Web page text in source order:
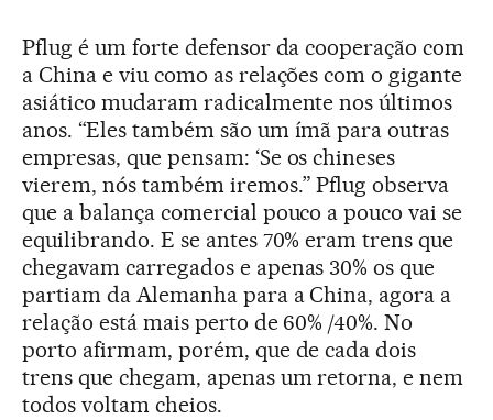
Pflug é um forte defensor da cooperação com
a China e viu como as relações com o gigante
asiático mudaram radicalmente nos últimos
anos. “Eles também são um ímã para outras
empresas, que pensam: ‘Se os chineses
vierem, nós também iremos.” Pflug observa
que a balança comercial pouco a pouco vai se
equilibrando. E se antes 70% eram trens que
chegavam carregados e apenas 30% os que
partiam da Alemanha para a China, agora a
relação está mais perto de 60% /40%. No
porto afirmam, porém, que de cada dois
trens que chegam, apenas um retorna, e nem
todos voltam cheios.